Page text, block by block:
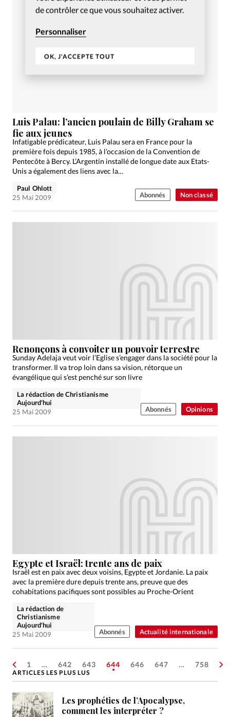
de contrôler ce que vous souhaitez activer.
Personnaliser
OK, J'ACCEPTE TOUT
Non classé
Luis Palau: l’ancien poulain de Billy Graham se
fie aux jeunes
Infatigable prédicateur, Luis Palau sera en France pour la
première fois depuis 1985, à l’occasion de la Convention de
Pentecôte à Bercy. L’Argentin installé de longue date aux Etats-
Unis a également des liens avec la…
Paul Ohlott
25 Mai 2009
Abonnés
Opinions
Renonçons à convoiter un pouvoir terrestre
Sunday Adelaja veut voir l’Eglise s’engager dans la société pour la
transformer. Il va trop loin dans sa vision, rétorque un
évangélique qui s’est penché sur son livre
La rédaction de Christianisme
Aujourd'hui
25 Mai 2009
Abonnés
Actualité internationale
Egypte et Israël: trente ans de paix
Israël est en paix avec deux voisins, Egypte et Jordanie. La paix
avec la première dure depuis trente ans, preuve que des
cohabitations pacifiques sont possibles au Proche-Orient
La rédaction de
Christianisme
Aujourd'hui
25 Mai 2009
Abonnés
1 … 642 643 644 646 647 … 758
ARTICLES LES PLUS LUS
Les prophéties de l’Apocalypse,
comment les interpréter ?